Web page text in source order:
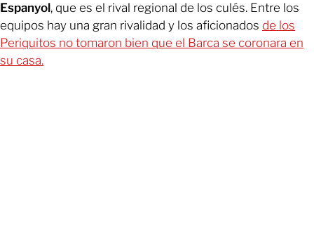
Espanyol, que es el rival regional de los culés. Entre los
equipos hay una gran rivalidad y los aficionados de los
Periquitos no tomaron bien que el Barca se coronara en
su casa.